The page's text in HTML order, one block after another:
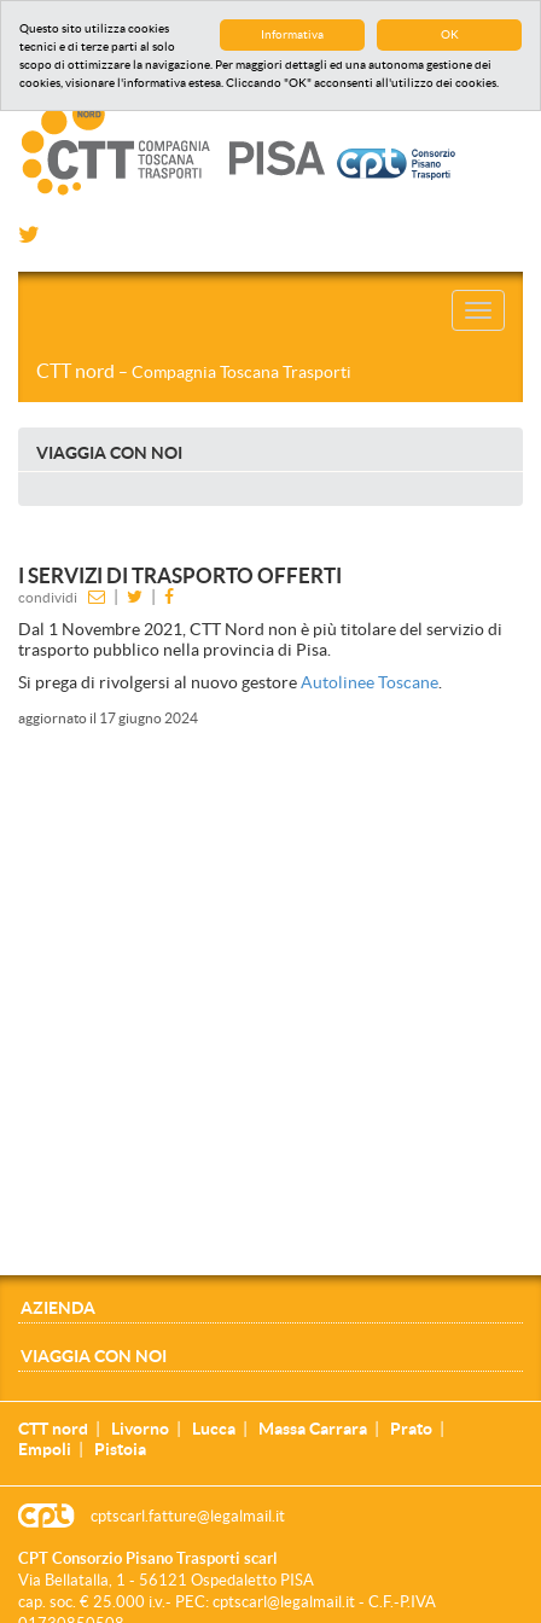
OK
Informativa
Questo sito utilizza cookies
tecnici e di terze parti al solo
scopo di ottimizzare la navigazione. Per maggiori dettagli ed una autonoma gestione dei
cookies, visionare l'informativa estesa. Cliccando "OK" acconsenti all'utilizzo dei cookies.
Toggle
CTT nord – Compagnia Toscana Trasporti
VIAGGIA CON NOI
I SERVIZI DI TRASPORTO OFFERTI
condividi
Dal 1 Novembre 2021, CTT Nord non è più titolare del servizio di
trasporto pubblico nella provincia di Pisa.
Si prega di rivolgersi al nuovo gestoreAutolinee Toscane
aggiornato il 17 giugno 2024
AZIENDA
VIAGGIA CON NOI
CTT nord Livorno Lucca Massa Carrara
Prato
Empoli
Pistoia
cptscarl.fatture@legalmail.it
CPT Consorzio Pisano Trasporti scarl
Via Bellatalla, 1 - 56121 Ospedaletto PISA
cap. soc. € 25.000 i.v.- PEC: cptscarl@legalmail.it - C.F.-P.IVA